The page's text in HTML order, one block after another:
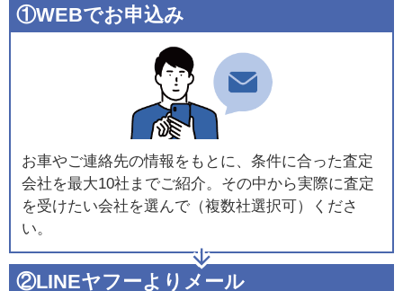
①WEBでお申込み
お車やご連絡先の情報をもとに、条件に合った査定
会社を最大10社までご紹介。その中から実際に査定
を受けたい会社を選んで（複数社選択可）くださ
い。
②LINEヤフーよりメール